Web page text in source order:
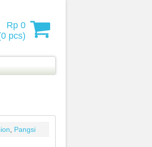
Rp 0
0 pcs)
Pangsi